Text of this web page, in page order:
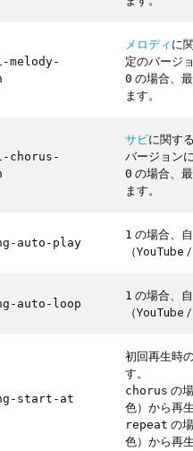
melody-
メロディに
定のバージ
0 の場合、
ます。
chorus-
サビに関す
バージョン
0 の場合、
ます。
auto-play
1 の場合、
（YouTube
auto-loop
1 の場合、
（YouTube
start-at
初回再生時
す。
chorus の
色）から再
repeat の
色）から再